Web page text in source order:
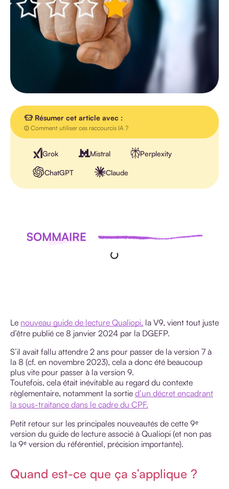
AGENDA
VIDEO
Résumer cet article avec :
Comment utiliser ces raccourcis IA ?
Grok Mistral Perplexity
ChatGPT Claude
SOMMAIRE
Le nouveau guide de lecture Qualiopi, la V9, vient tout juste
d’être publié ce 8 janvier 2024 par la DGEFP.
S’il avait fallu attendre 2 ans pour passer de la version 7 à
la 8 (cf. en novembre 2023), cela a donc été beaucoup
plus vite pour passer à la version 9.
Toutefois, cela était inévitable au regard du contexte
règlementaire, notamment la sortie d’un décret encadrant
la sous-traitance dans le cadre du CPF.
Petit retour sur les principales nouveautés de cette 9ᵉ
version du guide de lecture associé à Qualiopi (et non pas
la 9ᵉ version du référentiel, précision importante).
Quand est-ce que ça s’applique ?